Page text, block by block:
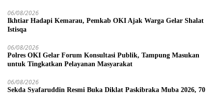
06/08/2026
Ikhtiar Hadapi Kemarau, Pemkab OKI Ajak Warga Gelar Shalat
Istisqa
06/08/2026
Polres OKI Gelar Forum Konsultasi Publik, Tampung Masukan
untuk Tingkatkan Pelayanan Masyarakat
06/08/2026
Sekda Syafaruddin Resmi Buka Diklat Paskibraka Muba 2026, 70